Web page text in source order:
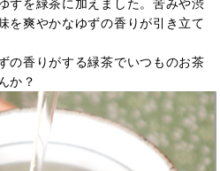
ずを緑茶に加えました。苦みや渋
を爽やかなゆずの香りが引き立て
の香りがする緑茶でいつものお茶
か？